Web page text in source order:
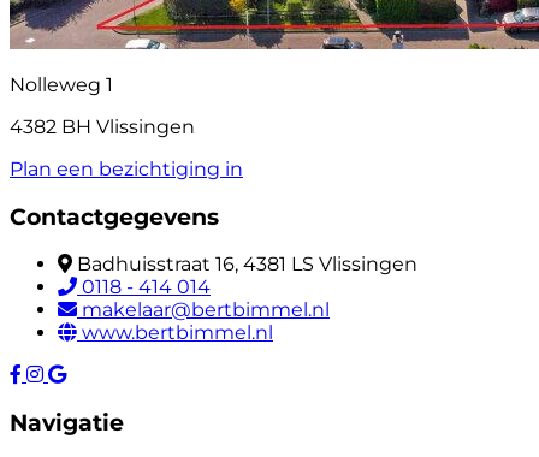
Nolleweg 1
4382 BH Vlissingen
Plan een bezichtiging in
Contactgegevens
Badhuisstraat 16, 4381 LS Vlissingen
0118 - 414 014
makelaar@bertbimmel.nl
www.bertbimmel.nl
Navigatie